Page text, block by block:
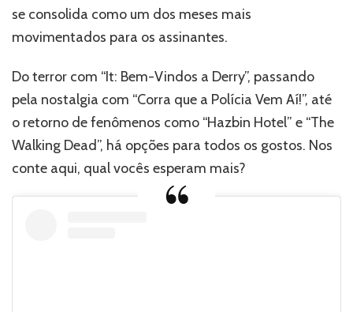
se consolida como um dos meses mais
movimentados para os assinantes.
Do terror com “It: Bem-Vindos a Derry”, passando
pela nostalgia com “Corra que a Polícia Vem Aí!”, até
o retorno de fenômenos como “Hazbin Hotel” e “The
Walking Dead”, há opções para todos os gostos. Nos
conte aqui, qual vocês esperam mais?